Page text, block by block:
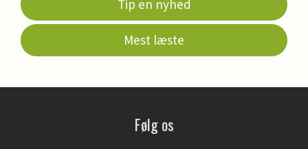
Tip en nyhed
Mest læste
Følg os